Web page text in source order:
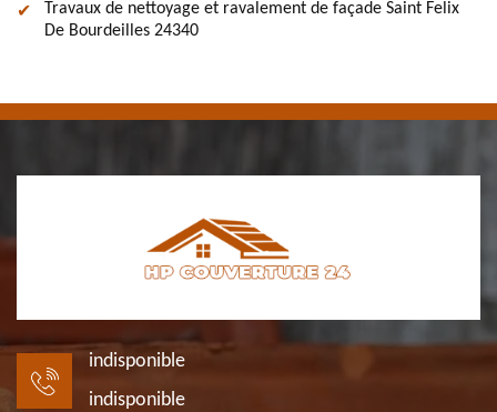
Travaux de nettoyage et ravalement de façade Saint Felix
De Bourdeilles 24340
indisponible
indisponible